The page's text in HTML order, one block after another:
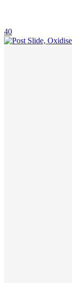
40